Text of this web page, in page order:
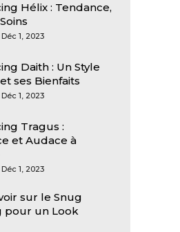
Hélix : Tendance,
Déc 1, 2023
Daith : Un Style
ses Bienfaits
Déc 1, 2023
Tragus :
et Audace à
Déc 1, 2023
sur le Snug
pour un Look